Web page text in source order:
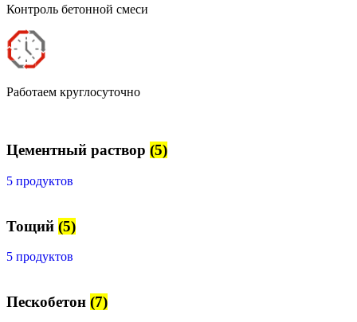
Контроль бетонной смеси
Работаем круглосуточно
Цементный раствор (5)
5 продуктов
Тощий (5)
5 продуктов
Пескобетон (7)